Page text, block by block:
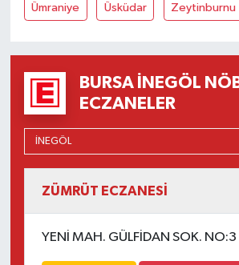
Ümraniye Üsküdar Zeytinburnu
BURSA İNEGÖL
ECZANELER
ZÜMRÜT ECZANESİ
YENİ MAH. GÜLFİDAN SOK. NO:3